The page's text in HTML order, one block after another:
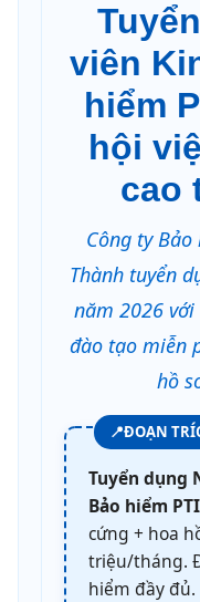
viên
hiểm
hội
cao
Công ty Bảo
Thành tuyển
năm 2026
đào tạo miễn
hồ
📍ĐOẠN
Tuyển dụng
Bảo hiểm
cứng + hoa
triệu/tháng.
hiểm đầy đủ.